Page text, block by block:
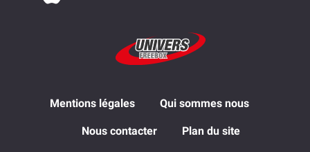
Mentions légales Qui sommes nous
Nous contacter Plan du site